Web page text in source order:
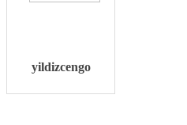
yildizcengo